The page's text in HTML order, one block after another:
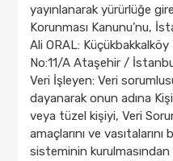
yayınlanarak yürürlüğe
Korunması Kanunu’nu,
Ali ORAL:
No:11/A Ataşehir /
Veri İşleyen: Veri
dayanarak onun adına
veya tüzel kişiyi, Veri
amaçlarını ve
sisteminin